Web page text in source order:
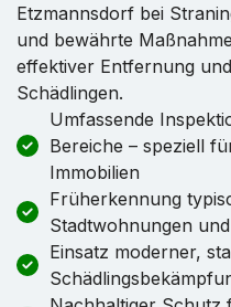
Etzmannsdorf bei
und bewährte
effektiver Entfernung
Schädlingen.
Umfassende
Bereiche – speziell
Immobilien
Früherkennung
Stadtwohnungen
Einsatz moderner,